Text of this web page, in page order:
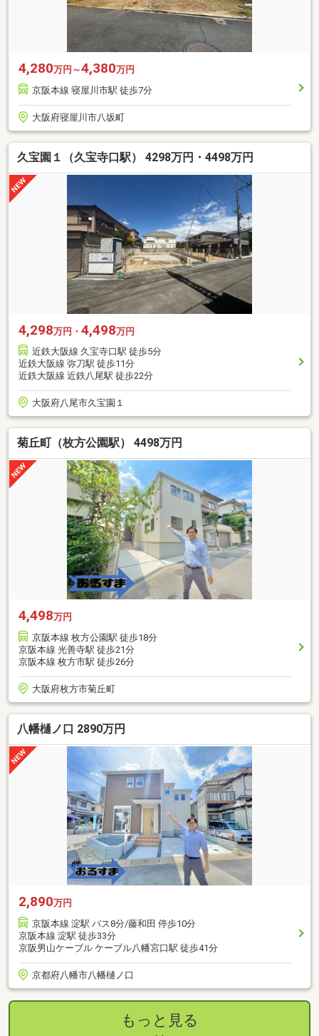
4,280万円～4,380万円
京阪本線 寝屋川市駅 徒歩7分
大阪府寝屋川市八坂町
久宝園１（久宝寺口駅） 4298万円・4498万円
4,298万円・ 4,498万円
近鉄大阪線 久宝寺口駅 徒歩5分
近鉄大阪線 弥刀駅 徒歩11分
近鉄大阪線 近鉄八尾駅 徒歩22分
大阪府八尾市久宝園１
菊丘町（枚方公園駅） 4498万円
4,498万円
京阪本線 枚方公園駅 徒歩18分
京阪本線 光善寺駅 徒歩21分
京阪本線 枚方市駅 徒歩26分
大阪府枚方市菊丘町
八幡樋ノ口 2890万円
2,890万円
京阪本線 淀駅 バス8分/藤和田 停歩10分
京阪本線 淀駅 徒歩33分
京阪男山ケーブル ケーブル八幡宮口駅 徒歩41分
京都府八幡市八幡樋ノ口
もっと見る